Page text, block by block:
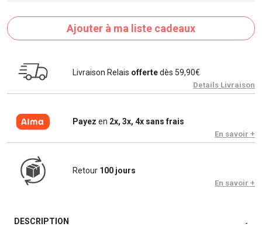
Ajouter à ma liste cadeaux
Livraison Relais offertedès 59,90€
Details Livraison
Payez en 2x, 3x, 4x sans frais
En savoir +
Retour 100 jours
En savoir +
DESCRIPTION -